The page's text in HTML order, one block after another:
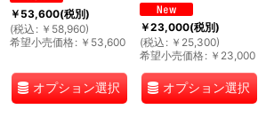
￥53,600(税別)
(税込 : ￥ 58,960)
希望小売価格: ￥ 53,600
オプション選択
￥23,000(税別)
(税込 : ￥ 25,300)
希望小売価格: ￥ 23,000
オプション選択